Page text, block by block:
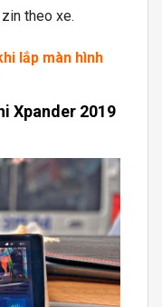
theo xe.
lắp màn hình
Xpander 2019